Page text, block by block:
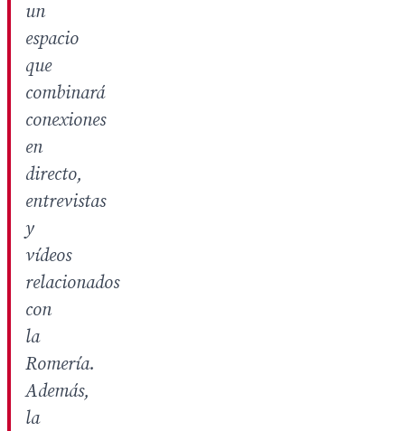
un
espacio
que
combinará
conexiones
en
directo,
entrevistas
y
vídeos
relacionados
con
la
Romería.
Además,
la